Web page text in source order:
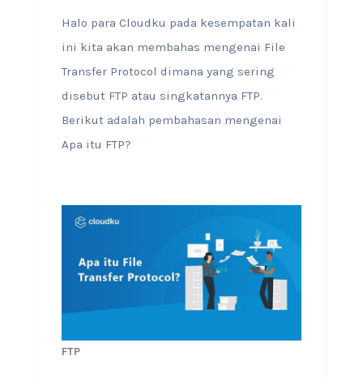
Halo para Cloudku pada kesempatan kali
ini kita akan membahas mengenai File
Transfer Protocol dimana yang sering
disebut FTP atau singkatannya FTP.
Berikut adalah pembahasan mengenai
Apa itu FTP?
FTP